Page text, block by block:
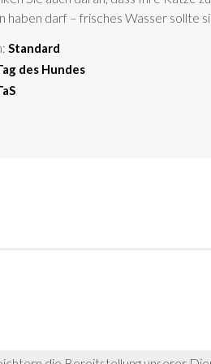
haben darf – frisches Wasser sollte
Standard
des Hundes